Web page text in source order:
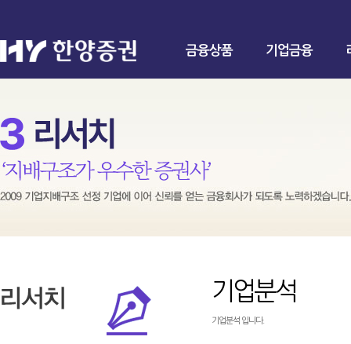
금융상품 기업금융
기업분석
기업분석 입니다.